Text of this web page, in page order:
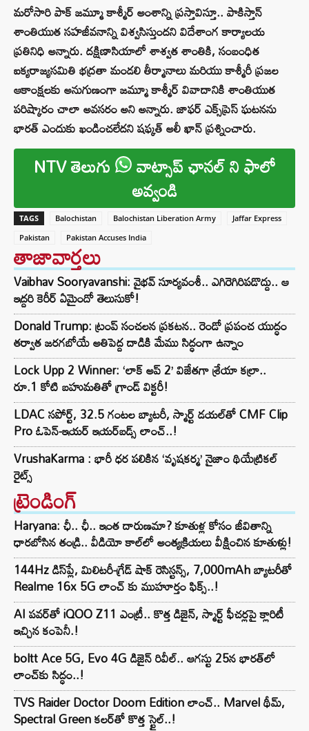
మరోసారి పాక్ జమ్మూ కాశ్మీర్ అంశాన్ని ప్రస్తావిస్తూ.. పాకిస్తాన్
శాంతియుత సహజీవనాన్ని విశ్వసిస్తుందని విదేశాంగ కార్యాలయ
ప్రతినిధి అన్నారు. దక్షిణాసియాలో శాశ్వత శాంతికి, సంబంధిత
ఐక్యరాజ్యసమితి భద్రతా మండలి తీర్మానాలు మరియు కాశ్మీరీ ప్రజల
ఆకాంక్షలకు అనుగుణంగా జమ్మూ కాశ్మీర్ వివాదానికి శాంతియుత
పరిష్కారం చాలా అవసరం అని అన్నారు. జాఫర్ ఎక్స్‌ప్రెస్ ఘటనను
భారత్ ఎందుకు ఖండించలేదని షఫ్కత్ అలీ ఖాన్ ప్రశ్నించారు.
NTV తెలుగు వాట్సాప్ ఛానల్ ని ఫాలో
అవ్వండి
TAGS Balochistan Balochistan Liberation Army
Jaffar Express
Pakistan
Pakistan Accuses India
తాజావార్తలు
Vaibhav Sooryavanshi: వైభవ్ సూర్యవంశీ.. ఎగిరెగిరిపడొద్దు.. ఆ
ఇద్దరి కెరీర్ ఏమైందో తెలుసుకో!
Donald Trump: ట్రంప్ సంచలన ప్రకటన.. రెండో ప్రపంచ యుద్ధం
తర్వాత జరగబోయే అతిపెద్ద దాడికి మేము సిద్ధంగా ఉన్నాం
Lock Upp 2 Winner: ‘లాక్ అప్ 2’ విజేతగా శ్రేయా కల్రా..
రూ.1 కోటి బహుమతితో గ్రాండ్ విక్టరీ!
LDAC సపోర్ట్, 32.5 గంటల బ్యాటరీ, స్మార్ట్ డయల్‌తో CMF Clip
Pro ఓపెన్-ఇయర్ ఇయర్‌బడ్స్ లాంచ్..!
VrushaKarma : భారీ ధర పలికిన ‘వృషకర్మ’ నైజాం థియేట్రికల్
రైట్స్
ట్రెండింగ్‌
Haryana: ఛీ.. ఛీ.. ఇంత దారుణమా? కూతుళ్ల కోసం జీవితాన్ని
ధారబోసిన తండ్రి.. వీడియో కాల్‌లో అంత్యక్రియలు వీక్షించిన కూతుళ్లు!
144Hz డిస్‌ప్లే, మిలిటరీ-గ్రేడ్ షాక్ రెసిస్టన్స్, 7,000mAh బ్యాటరీతో
Realme 16x 5G లాంచ్ కు ముహూర్తం ఫిక్స్..!
AI పవర్‌తో iQOO Z11 ఎంట్రీ.. కొత్త డిజైన్, స్మార్ట్ ఫీచర్లపై క్లారిటీ
ఇచ్చిన కంపెనీ.!
boltt Ace 5G, Evo 4G డిజైన్ రివీల్.. ఆగస్టు 25న భారత్‌లో
లాంచ్‌కు సిద్ధం..!
TVS Raider Doctor Doom Edition లాంచ్.. Marvel థీమ్,
Spectral Green కలర్‌తో కొత్త స్టైల్..!